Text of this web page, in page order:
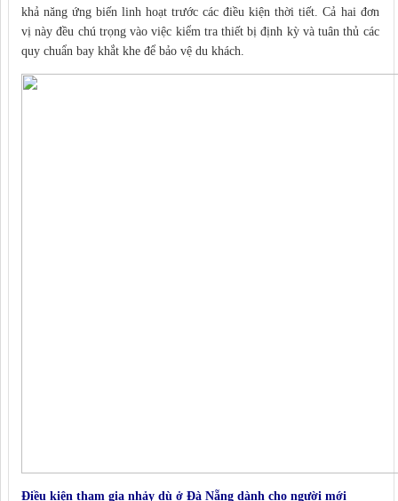
khả năng ứng biến linh hoạt trước các điều kiện thời tiết. Cả hai đơn
vị này đều chú trọng vào việc kiểm tra thiết bị định kỳ và tuân thủ các
quy chuẩn bay khắt khe để bảo vệ du khách.
Điều kiện tham gia nhảy dù ở Đà Nẵng dành cho người mới